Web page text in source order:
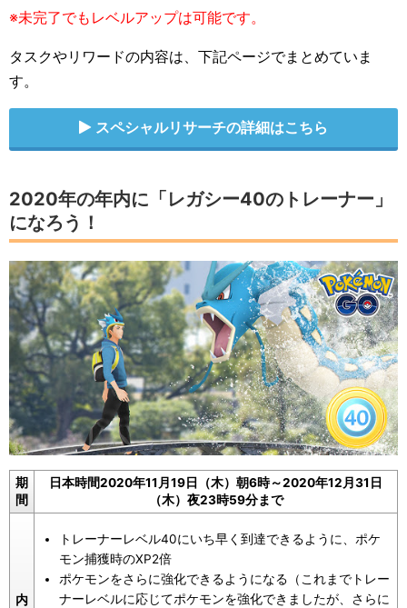
※未完了でもレベルアップは可能です。
タスクやリワードの内容は、下記ページでまとめていま
す。
スペシャルリサーチの詳細はこちら
2020年の年内に「レガシー40のトレーナー」
になろう！
期
間
日本時間2020年11月19日（木）朝6時～2020年12月31日
（木）夜23時59分まで
内
トレーナーレベル40にいち早く到達できるように、ポケ
モン捕獲時のXP2倍
ポケモンをさらに強化できるようになる（これまでトレー
ナーレベルに応じてポケモンを強化できましたが、さらに